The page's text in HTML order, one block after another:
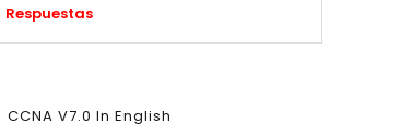
Respuestas
CCNA V7.0 In English